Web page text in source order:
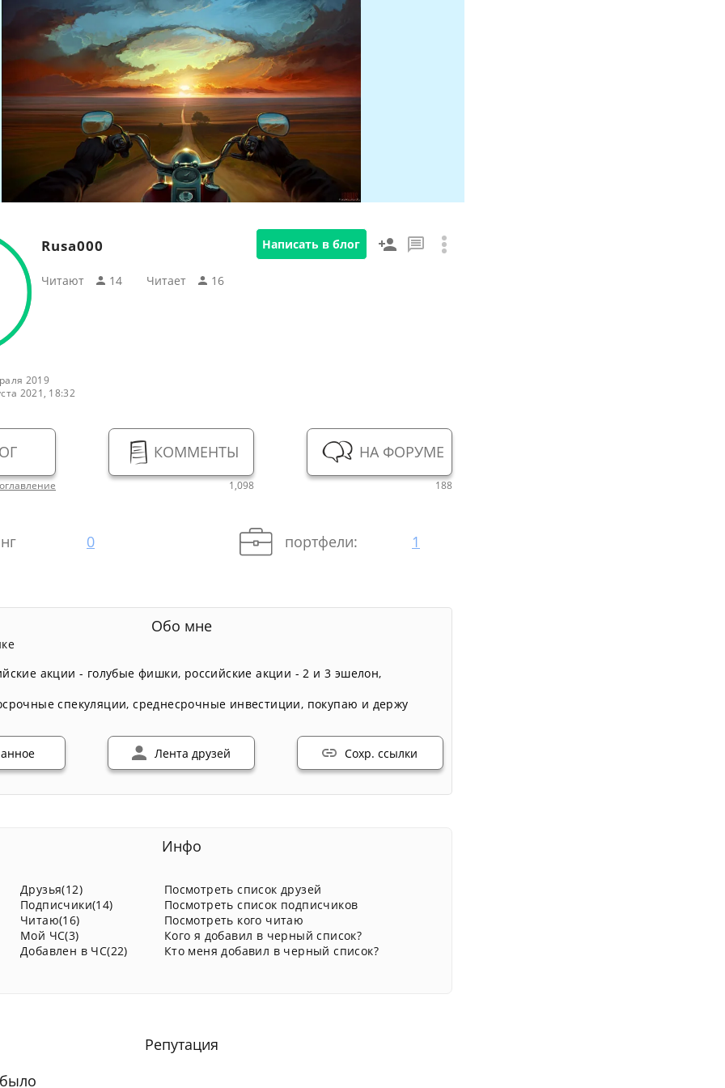
Rusa000
Читают 14 Читаeт 16
Написать в блог
2019
2021, 18:32
оглавление
КОММЕНТЫ
1,098
НА ФОРУМЕ
188
0 портфели: 1
Обо мне
акции - голубые фишки, российские акции - 2 и 3 эшелон,
спекуляции,среднесрочные инвестиции, покупаю и держу
Лента друзей Сохр. ссылки
Инфо
Друзья(12)
Подписчики(14)
Читаю(16)
Мой ЧС(3)
Добавлен в ЧС(22)
Посмотреть список друзей
Посмотреть список подписчиков
Посмотреть кого читаю
Кого я добавил в черный список?
Кто меня добавил в черный список?
Репутация